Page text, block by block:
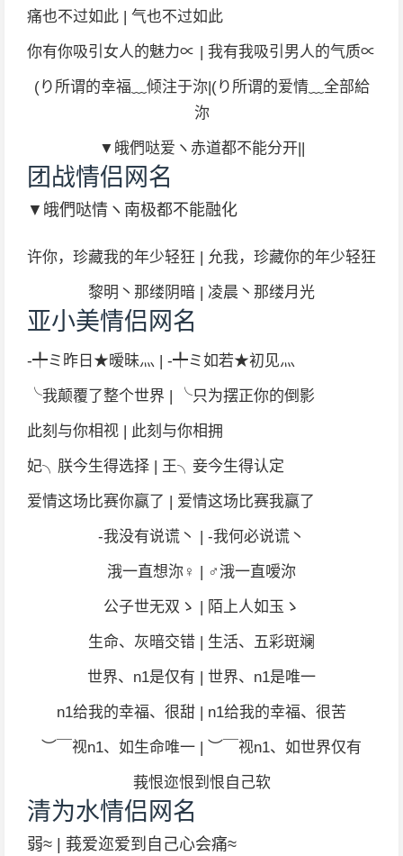
痛也不过如此 | 气也不过如此
你有你吸引女人的魅力∝ | 我有我吸引男人的气质∝
(り所谓的幸福﹏倾注于沵|(り所谓的爱情﹏全部給
沵
▼皒們哒爱ヽ赤道都不能分开||
团战情侣网名
▼皒們哒情ヽ南极都不能融化
许你，珍藏我的年少轻狂 | 允我，珍藏你的年少轻狂
黎明丶那缕阴暗 | 凌晨丶那缕月光
亚小美情侣网名
-╇ミ昨日★暧昧灬 | -╇ミ如若★初见灬
╰我颠覆了整个世界 | ╰只为摆正你的倒影
此刻与你相视 | 此刻与你相拥
妃╮朕今生得选择 | 王╮妾今生得认定
爱情这场比赛你赢了 | 爱情这场比赛我赢了
-我没有说谎丶 | -我何必说谎丶
涐一直想沵♀ | ♂涐一直嗳沵
公子世无双ゝ | 陌上人如玉ゝ
生命、灰暗交错 | 生活、五彩斑斓
世界、n1是仅有 | 世界、n1是唯一
n1给我的幸福、很甜 | n1给我的幸福、很苦
︶￣视n1、如生命唯一 | ︶￣视n1、如世界仅有
莪恨迩恨到恨自己软
清为水情侣网名
弱≈ | 莪爱迩爱到自己心会痛≈